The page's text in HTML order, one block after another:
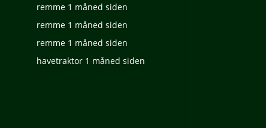
remme 1 måned siden
remme 1 måned siden
remme 1 måned siden
havetraktor 1 måned siden